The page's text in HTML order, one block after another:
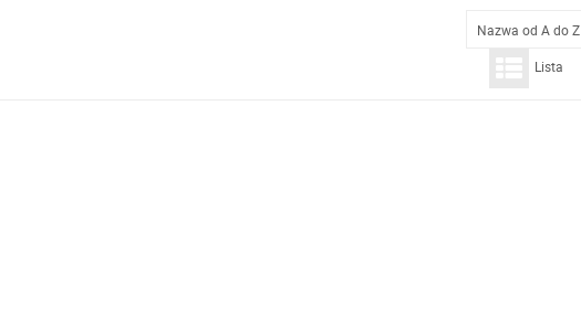
Nazwa od A do Z
Lista